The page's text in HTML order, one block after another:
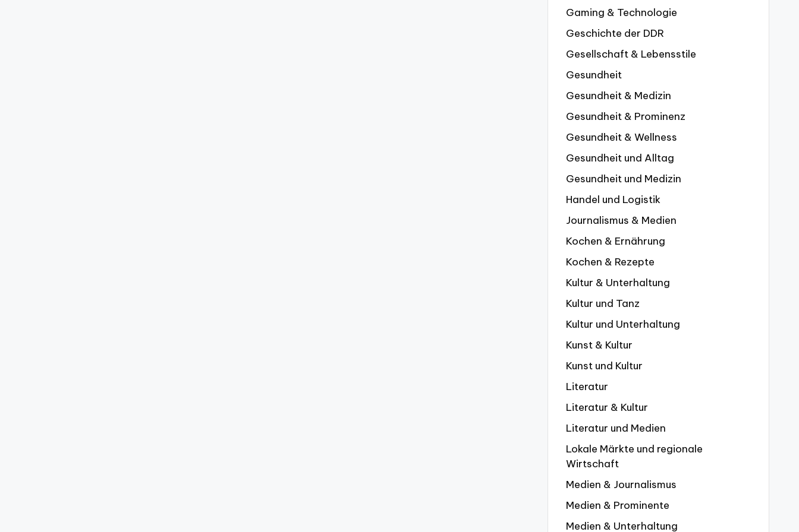
Gaming & Technologie
Geschichte der DDR
Gesellschaft & Lebensstile
Gesundheit
Gesundheit & Medizin
Gesundheit & Prominenz
Gesundheit & Wellness
Gesundheit und Alltag
Gesundheit und Medizin
Handel und Logistik
Journalismus & Medien
Kochen & Ernährung
Kochen & Rezepte
Kultur & Unterhaltung
Kultur und Tanz
Kultur und Unterhaltung
Kunst & Kultur
Kunst und Kultur
Literatur
Literatur & Kultur
Literatur und Medien
Lokale Märkte und regionale
Wirtschaft
Medien & Journalismus
Medien & Prominente
Medien & Unterhaltung